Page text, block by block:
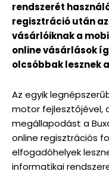
rendszerét
regisztráció után
vásárlóiknak a
online vásárlások
olcsóbbak lesznek
Az egyik
motor fejlesztőjével,
megállapodást a
online regisztrációs
elfogadóhelyek
informatikai